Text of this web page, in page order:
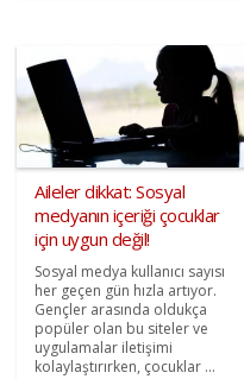
Aileler dikkat: Sosyal
medyanın içeriği çocuklar
için uygun değil!
Sosyal medya kullanıcı sayısı
her geçen gün hızla artıyor.
Gençler arasında oldukça
popüler olan bu siteler ve
uygulamalar iletişimi
kolaylaştırırken, çocuklar ...